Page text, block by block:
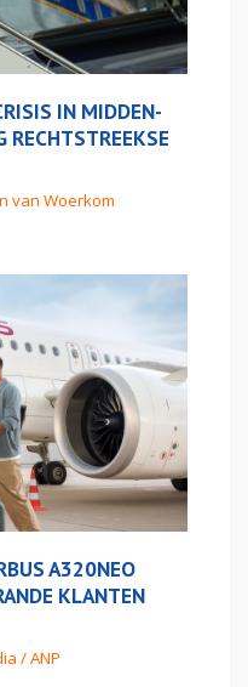
IN MIDDEN-
RECHTSTREEKSE
van Woerkom
A320NEO
KLANTEN
/ ANP